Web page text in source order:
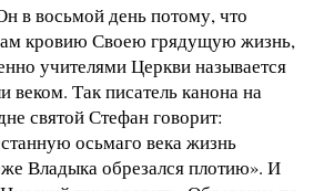
в восьмой день потому, что
кровию Своею грядущую жизнь,
учителями Церкви называется
Так писатель канона на
святой Стефан говорит:
осьмаго века жизнь
Владыка обрезался плотию». И